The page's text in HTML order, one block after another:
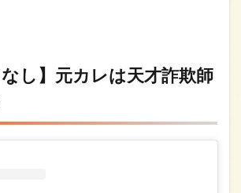
なし】元カレは天才詐欺師